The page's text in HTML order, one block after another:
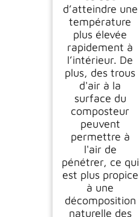
d’atteindre une
température
plus élevée
rapidement à
l’intérieur. De
plus, des trous
d'air à la
surface du
composteur
peuvent
permettre à
l'air de
pénétrer, ce qui
est plus propice
à une
décomposition
naturelle des